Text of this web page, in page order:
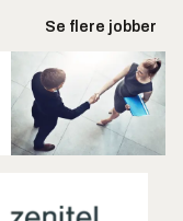
Se flere jobber